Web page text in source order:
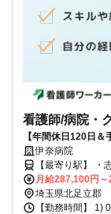
看護師/病院・
【年間休日120日
支える中核病院です
伊奈病院
【最寄り駅】 ・
月給287,100円
埼玉県北足立郡
【勤務時間】